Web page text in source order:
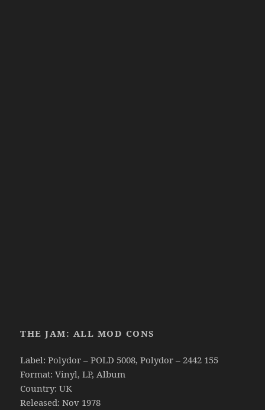
THE JAM: ALL MOD CONS
Label: Polydor ‎– POLD 5008, Polydor ‎– 2442 155
Format: Vinyl, LP, Album
Country: UK
Released: Nov 1978